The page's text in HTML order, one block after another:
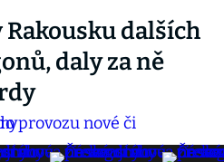
dalších
daly za ně